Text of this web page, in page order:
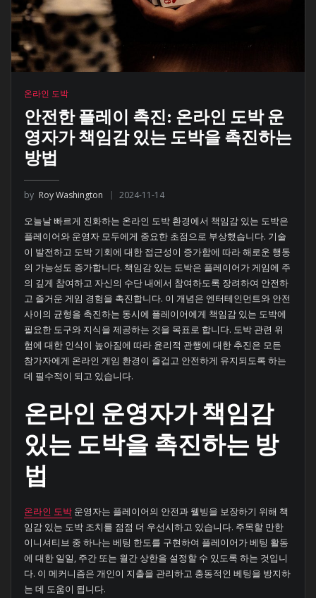
온라인 도박
안전한 플레이 촉진: 온라인 도박 운
영자가 책임감 있는 도박을 촉진하는
방법
by Roy Washington 2024-11-14
오늘날 빠르게 진화하는 온라인 도박 환경에서 책임감 있는 도박은
플레이어와 운영자 모두에게 중요한 초점으로 부상했습니다. 기술
이 발전하고 도박 기회에 대한 접근성이 증가함에 따라 해로운 행동
의 가능성도 증가합니다. 책임감 있는 도박은 플레이어가 게임에 주
의 깊게 참여하고 자신의 수단 내에서 참여하도록 장려하여 안전하
고 즐거운 게임 경험을 촉진합니다. 이 개념은 엔터테인먼트와 안전
사이의 균형을 촉진하는 동시에 플레이어에게 책임감 있는 도박에
필요한 도구와 지식을 제공하는 것을 목표로 합니다. 도박 관련 위
험에 대한 인식이 높아짐에 따라 윤리적 관행에 대한 추진은 모든
참가자에게 온라인 게임 환경이 즐겁고 안전하게 유지되도록 하는
데 필수적이 되고 있습니다.
온라인 운영자가 책임감
있는 도박을 촉진하는 방
법
온라인 도박운영자는 플레이어의 안전과 웰빙을 보장하기 위해 책
임감 있는 도박 조치를 점점 더 우선시하고 있습니다. 주목할 만한
이니셔티브 중 하나는 베팅 한도를 구현하여 플레이어가 베팅 활동
에 대한 일일, 주간 또는 월간 상한을 설정할 수 있도록 하는 것입니
다. 이 메커니즘은 개인이 지출을 관리하고 충동적인 베팅을 방지하
는 데 도움이 됩니다.